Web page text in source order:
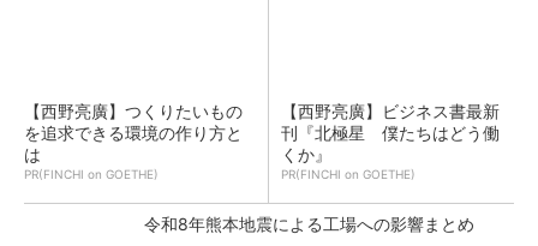
【西野亮廣】つくりたいもの
を追求できる環境の作り方と
は
PR(FINCHI on GOETHE)
【西野亮廣】ビジネス書最新
刊『北極星 僕たちはどう働
くか』
PR(FINCHI on GOETHE)
令和8年熊本地震による工場への影響まとめ